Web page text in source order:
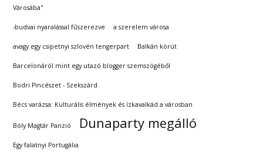
Városába"
-budvai nyaralással fűszerezve a szerelem városa
avagy egy csipetnyi szlovén tengerpart Balkán körút
Barcelonáról mint egy utazó blogger szemszögéből
Bodri Pincészet - Szekszárd
Bécs varázsa: Kulturális élmények és ízkavalkád a városban
Bóly Magtár Panzió Dunaparty megálló
Egy falatnyi Portugália